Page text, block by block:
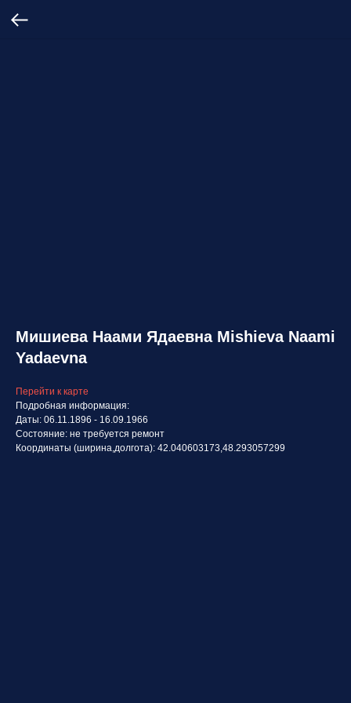
Мишиева Наами Ядаевна Mishieva Naami
Yadaevna
Перейти к карте
Подробная информация:
Даты: 06.11.1896 - 16.09.1966
Состояние: не требуется ремонт
Координаты (ширина,долгота): 42.040603173,48.293057299